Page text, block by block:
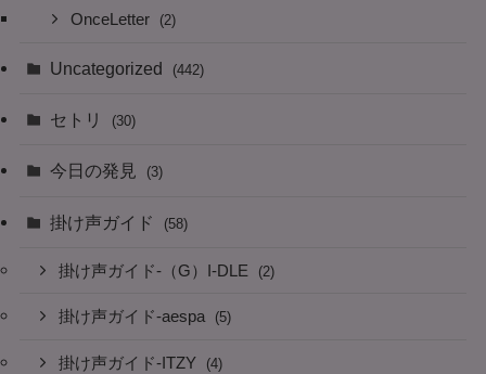
OnceLetter (2)
Uncategorized (442)
セトリ (30)
今日の発見 (3)
掛け声ガイド (58)
掛け声ガイド-（G）I-DLE (2)
掛け声ガイド-aespa (5)
掛け声ガイド-ITZY (4)